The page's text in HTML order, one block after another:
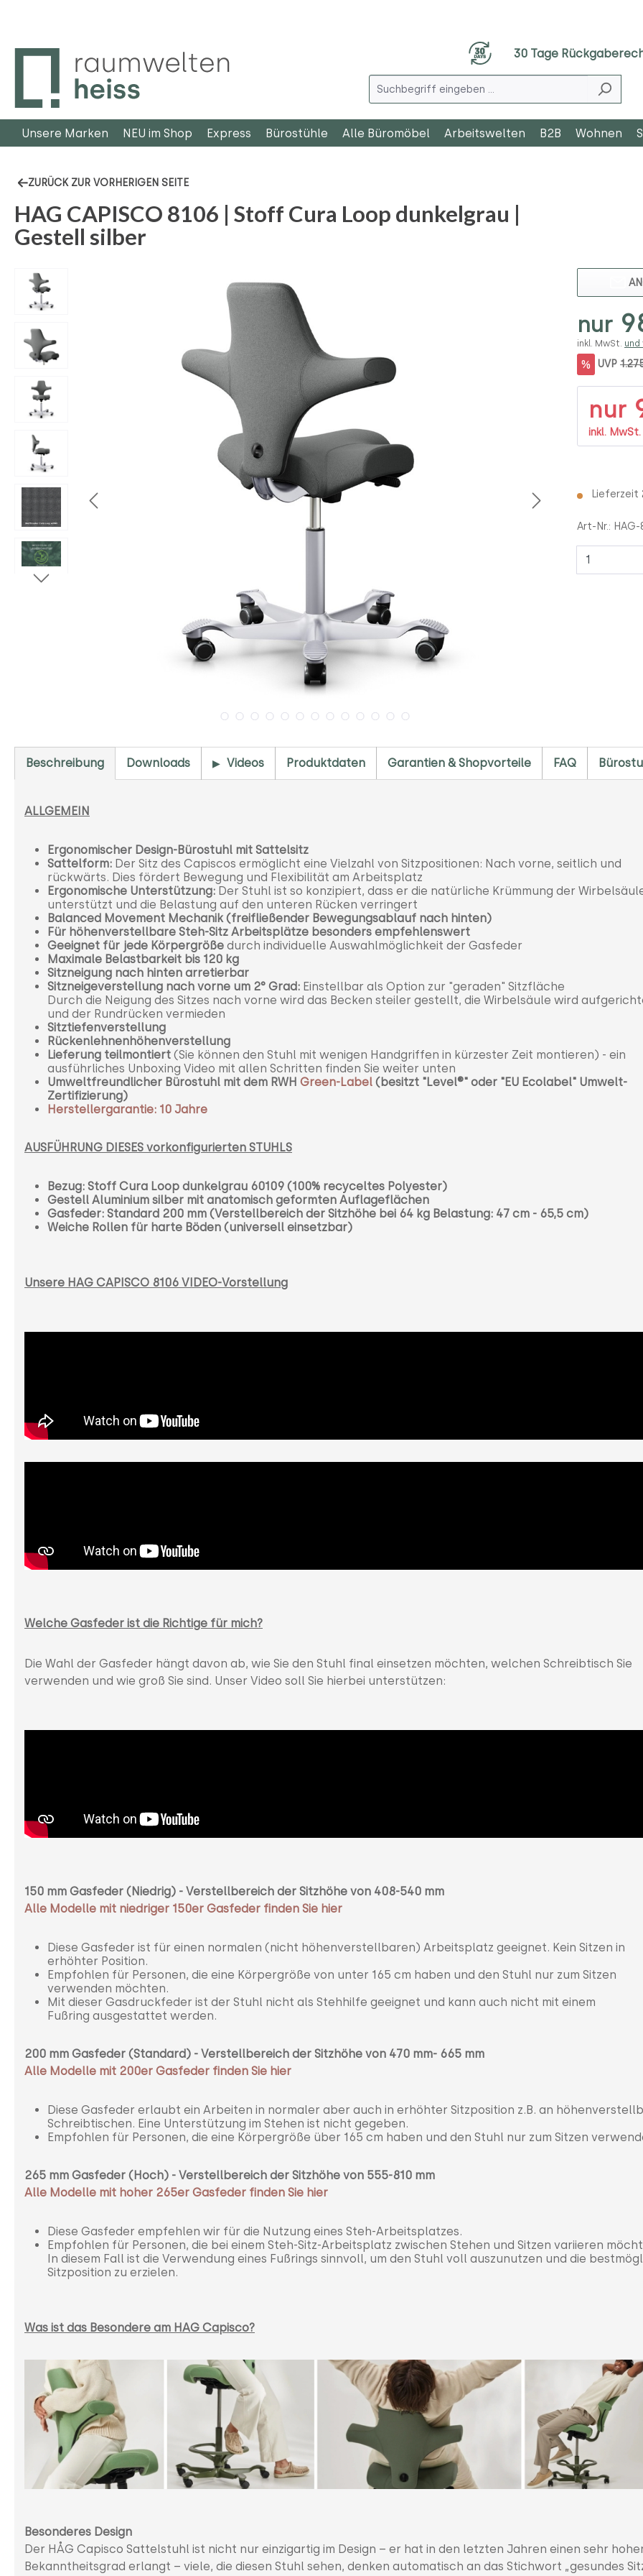
30 Tage
Unsere Marken NEU im Shop Express Bürostühle Alle Büromöbel Arbeitswelten B2B Wohnen
ZURÜCK ZUR VORHERIGEN SEITE
HAG CAPISCO 8106 | Stoff Cura Loop dunkelgrau |
Gestell silber
Bildergalerie überspringen
nur
inkl. MwSt.
% UVP
nur
inkl.
Lieferzeit
Art-Nr.:
Anzahl
Beschreibung Downloads Videos Produktdaten Garantien & Shopvorteile FAQ
ALLGEMEIN
Ergonomischer Design-Bürostuhl mit Sattelsitz
Sattelform: Der Sitz des Capiscos ermöglicht eine Vielzahl von Sitzpositionen: Nach vorne, seitlich und
rückwärts. Dies fördert Bewegung und Flexibilität am Arbeitsplatz
Ergonomische Unterstützung: Der Stuhl ist so konzipiert, dass er die natürliche Krümmung der
unterstützt und die Belastung auf den unteren Rücken verringert
Balanced Movement Mechanik (freifließender Bewegungsablauf nach hinten)
Für höhenverstellbare Steh-Sitz Arbeitsplätze besonders empfehlenswert
Geeignet für jede Körpergröße durch individuelle Auswahlmöglichkeit der Gasfeder
Maximale Belastbarkeit bis 120 kg
Sitzneigung nach hinten arretierbar
Sitzneigeverstellung nach vorne um 2° Grad: Einstellbar als Option zur "geraden" Sitzfläche
Durch die Neigung des Sitzes nach vorne wird das Becken steiler gestellt, die Wirbelsäule wird
und der Rundrücken vermieden
Sitztiefenverstellung
Rückenlehnenhöhenverstellung
Lieferung teilmontiert (Sie können den Stuhl mit wenigen Handgriffen in kürzester Zeit montieren) - ein
ausführliches Unboxing Video mit allen Schritten finden Sie weiter unten
Umweltfreundlicher Bürostuhl mit dem RWH Green-Label (besitzt "Level®" oder "EU Ecolabel" Umwelt-
Zertifizierung)
Herstellergarantie: 10 Jahre
AUSFÜHRUNG DIESES vorkonfigurierten STUHLS
Bezug: Stoff Cura Loop dunkelgrau 60109 (100% recyceltes Polyester)
Gestell Aluminium silber mit anatomisch geformten Auflageflächen
Gasfeder: Standard 200 mm (Verstellbereich der Sitzhöhe bei 64 kg Belastung: 47 cm - 65,5 cm)
Weiche Rollen für harte Böden (universell einsetzbar)
Unsere HAG CAPISCO 8106 VIDEO-Vorstellung
Welche Gasfeder ist die Richtige für mich?
Die Wahl der Gasfeder hängt davon ab, wie Sie den Stuhl final einsetzen möchten, welchen Schreibtisch Sie
verwenden und wie groß Sie sind. Unser Video soll Sie hierbei unterstützen:
150 mm Gasfeder (Niedrig) - Verstellbereich der Sitzhöhe von 408-540 mm
Alle Modelle mit niedriger 150er Gasfeder finden Sie hier
Diese Gasfeder ist für einen normalen (nicht höhenverstellbaren) Arbeitsplatz geeignet. Kein Sitzen in
erhöhter Position.
Empfohlen für Personen, die eine Körpergröße von unter 165 cm haben und den Stuhl nur zum Sitzen
verwenden möchten.
Mit dieser Gasdruckfeder ist der Stuhl nicht als Stehhilfe geeignet und kann auch nicht mit einem
Fußring ausgestattet werden.
200 mm Gasfeder (Standard) - Verstellbereich der Sitzhöhe von 470 mm- 665 mm
Alle Modelle mit 200er Gasfeder finden Sie hier
Diese Gasfeder erlaubt ein Arbeiten in normaler aber auch in erhöhter Sitzposition z.B. an
Schreibtischen. Eine Unterstützung im Stehen ist nicht gegeben.
Empfohlen für Personen, die eine Körpergröße über 165 cm haben und den Stuhl nur zum Sitzen
265 mm Gasfeder (Hoch) - Verstellbereich der Sitzhöhe von 555-810 mm
Alle Modelle mit hoher 265er Gasfeder finden Sie hier
Diese Gasfeder empfehlen wir für die Nutzung eines Steh-Arbeitsplatzes.
Empfohlen für Personen, die bei einem Steh-Sitz-Arbeitsplatz zwischen Stehen und Sitzen variieren
In diesem Fall ist die Verwendung eines Fußrings sinnvoll, um den Stuhl voll auszunutzen und die
Sitzposition zu erzielen.
Was ist das Besondere am HAG Capisco?
Besonderes Design
Der HÅG Capisco Sattelstuhl ist nicht nur einzigartig im Design – er hat in den letzten Jahren einen sehr
Bekanntheitsgrad erlangt – viele, die diesen Stuhl sehen, denken automatisch an das Stichwort „gesundes